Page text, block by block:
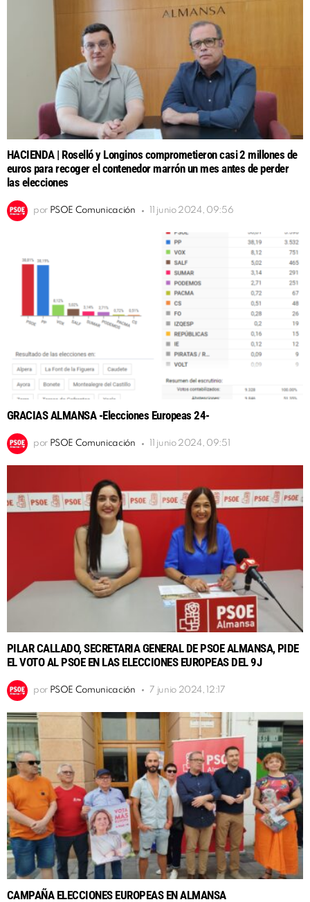
HACIENDA | Roselló y Longinos comprometieron casi 2 millones de
euros para recoger el contenedor marrón un mes antes de perder
las elecciones
por PSOE Comunicación 11 junio 2024, 09:56
GRACIAS ALMANSA -Elecciones Europeas 24-
por PSOE Comunicación 11 junio 2024, 09:51
PILAR CALLADO, SECRETARIA GENERAL DE PSOE ALMANSA, PIDE
EL VOTO AL PSOE EN LAS ELECCIONES EUROPEAS DEL 9J
por PSOE Comunicación 7 junio 2024, 12:17
CAMPAÑA ELECCIONES EUROPEAS EN ALMANSA